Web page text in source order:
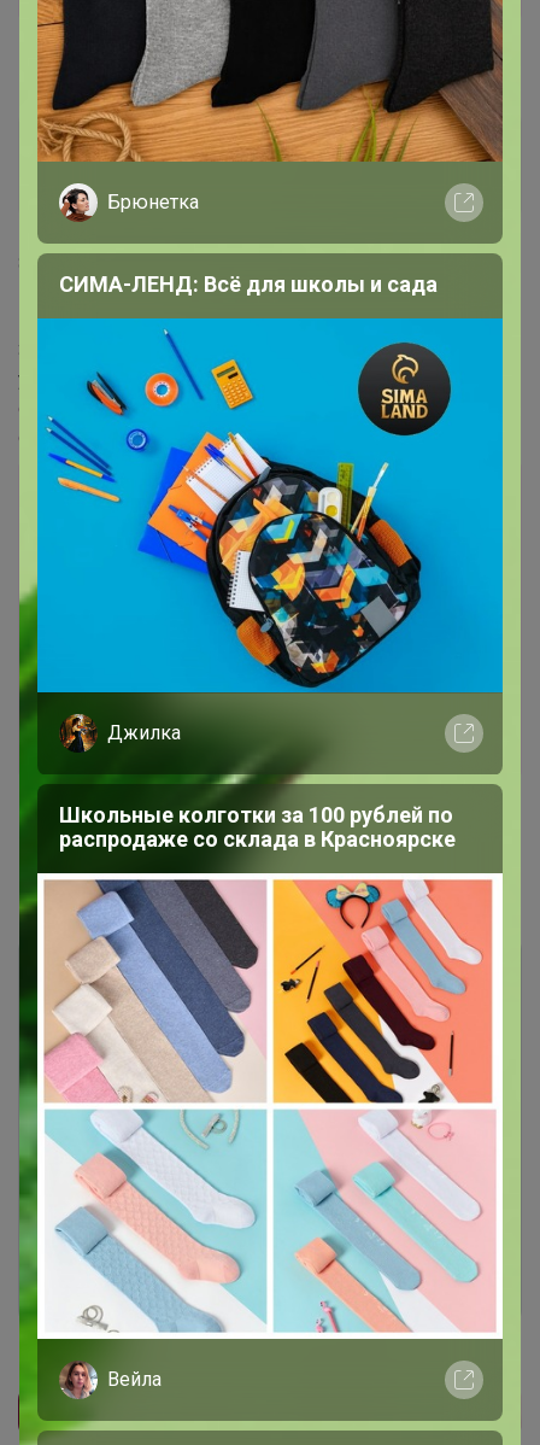
Джилка
8 июня, 2026 16:25
Малахитовая мышь,
Здравствуйте, тема ушла в архив. Извините, не
увидела открыла24-ok.ru/lot/1580033878и24-
ok.ru/lot/1587422048 и24-ok.ru/lot/1595957442 и
ok.ru/lot/1599180978
Лот
Цена за 2 шт. Удобрение для цветов,
органоминеральное, 1 кг
СИМА-ЛЕНД. Дачно-Огородная
Показаны записи1-4из4.
Чтобы ответить или задать вопрос
необходимо авторизоваться на сайте
Это займет меньше минуты
Войти Зарегистрироваться
Брюнетка
СИМА-ЛЕНД: Всё для школы и сада
Джилка
Школьные колготки за 100 рублей по
распродаже со склада в Красноярске
Вейла